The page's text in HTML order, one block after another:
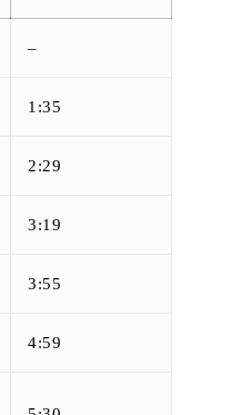
–
1:35
2:29
3:19
3:55
4:59